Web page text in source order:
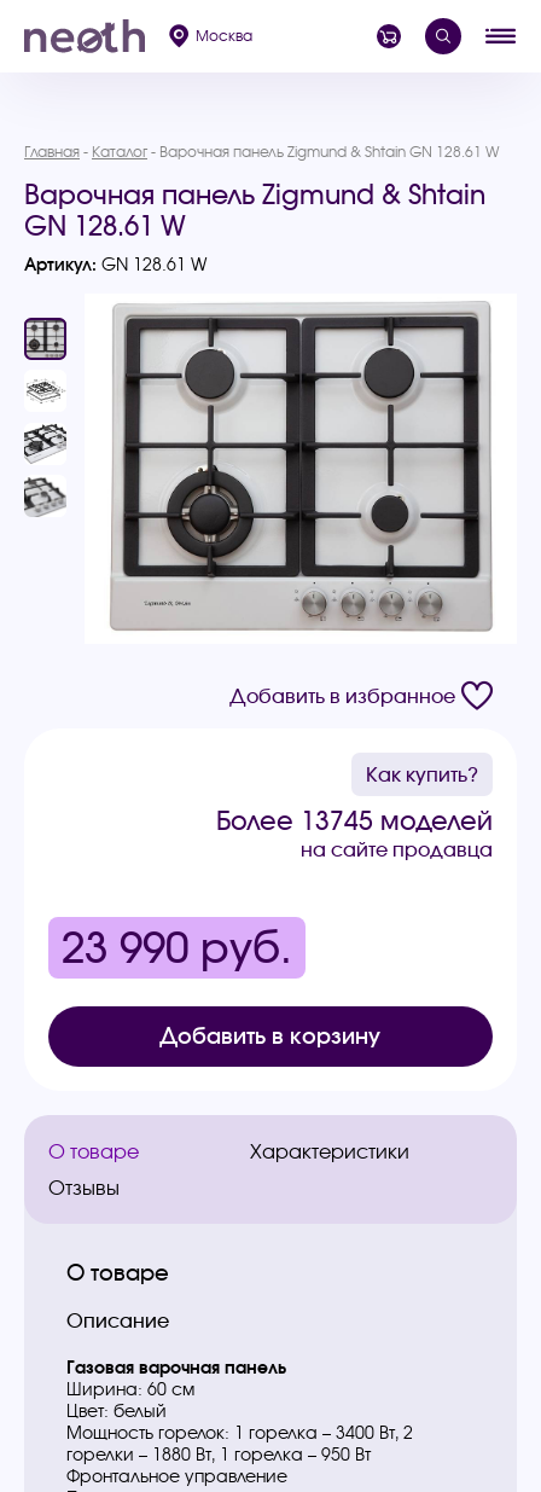
Москва
Главная Каталог Варочная панель Zigmund & Shtain GN 128.61 W
Варочная панель Zigmund & Shtain
GN 128.61 W
Артикул: GN 128.61 W
Добавить в избранное
Как купить?
Более 13745 моделей
на сайте продавца
23 990 руб.
Добавить в корзину
О товаре
Характеристики
Отзывы
О товаре
Описание
Газовая варочная панель
Ширина: 60 см
Цвет: белый
Мощность горелок: 1 горелка – 3400 Вт, 2
горелки – 1880 Вт, 1 горелка – 950 Вт
Фронтальное управление